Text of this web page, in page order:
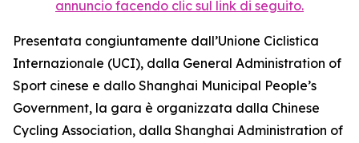
annuncio facendo clic sul link di seguito.
Presentata congiuntamente dall’Unione Ciclistica
Internazionale (UCI), dalla General Administration of
Sport cinese e dallo Shanghai Municipal People’s
Government, la gara è organizzata dalla Chinese
Cycling Association, dalla Shanghai Administration of